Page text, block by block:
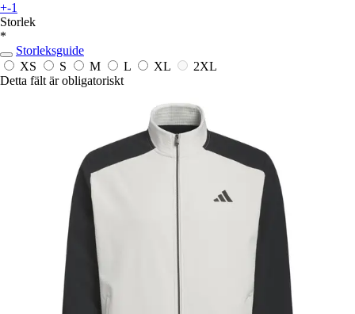
+-1
Storlek
*
Storleksguide
XS
S M L XL
2XL
Detta fält är obligatoriskt